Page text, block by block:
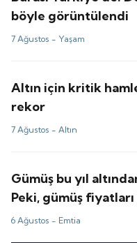
böyle görüntülendi
7 Ağustos - Yaşam
Altın için kritik
rekor
7 Ağustos -Altın
Gümüş bu yıl
Peki, gümüş
tahminler ne?
6 Ağustos - Emtia